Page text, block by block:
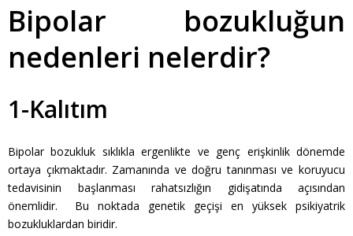
Bipolar bozukluğun
nedenleri nelerdir?
1-Kalıtım
Bipolar bozukluk sıklıkla ergenlikte ve genç erişkinlik dönemde
ortaya çıkmaktadır. Zamanında ve doğru tanınması ve koruyucu
tedavisinin başlanması rahatsızlığın gidişatında açısından
önemlidir. Bu noktada genetik geçişi en yüksek psikiyatrik
bozukluklardan biridir.